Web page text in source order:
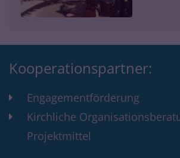
Kooperationspartner:
Engagementförderung
Kirchliche
Projektmittel